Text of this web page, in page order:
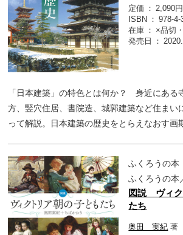
定価
2,090
ISBN
978-4-
在庫
×品切
発売日
「日本建築」の特色とは何か？ 身近にある
方、竪穴住居、書院造、城郭建築など住まい
って解説。日本建築の歴史をとらえなおす画
ふくろうの本
ふくろうの本
図説 ヴィク
たち
奥田 実紀 著